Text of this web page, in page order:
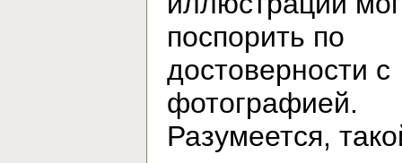
поспорить по
достоверности с
фотографией.
Разумеется,